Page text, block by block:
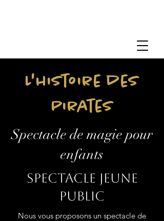
L'histoire des
Pirates
Spectacle de magie pour
enfants
Spectacle jeune
public
Nous vous proposons un spectacle de